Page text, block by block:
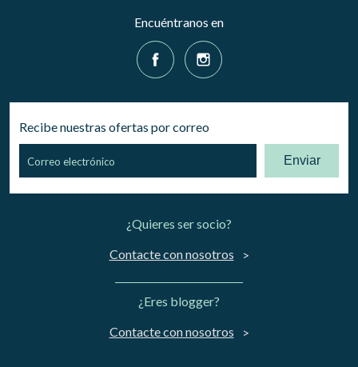
Encuéntranos en
Recibe nuestras ofertas por correo
Enviar
¿Quieres ser socio?
Contacte con nosotros
¿Eres blogger?
Contacte con nosotros